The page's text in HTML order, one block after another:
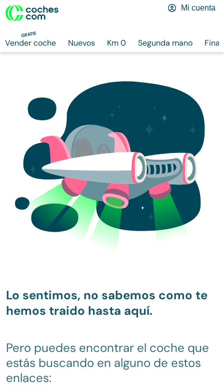
GRATIS
Vender coche Nuevos Km 0 Segunda mano
Mi cuenta
Lo sentimos, no sabemos como te
hemos traido hasta aquí.
Pero puedes encontrar el coche que
estás buscando en alguno de estos
enlaces: